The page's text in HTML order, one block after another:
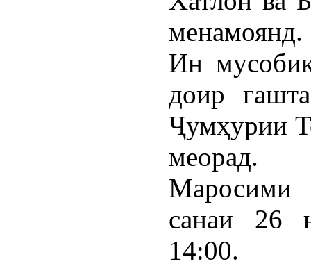
менамоянд.
Ин
доир
Ҷумҳурии
меорад.
Маросими
санаи 26
14:00.